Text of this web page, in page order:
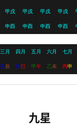
甲戌 甲戌 甲戌 甲戌
申酉 申酉 申酉 申酉
三月 四月 五月 六月 七月
壬辰 癸巳 甲午 乙未 丙申
九星